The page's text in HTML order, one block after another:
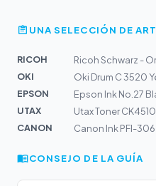
UNA SELECCIÓN DE
RICOH
OKI
Oki Drum C 3520
EPSON
UTAX
Utax Toner CK4510
CANON
Canon Ink PFI-
CONSEJO DE LA GUÍA